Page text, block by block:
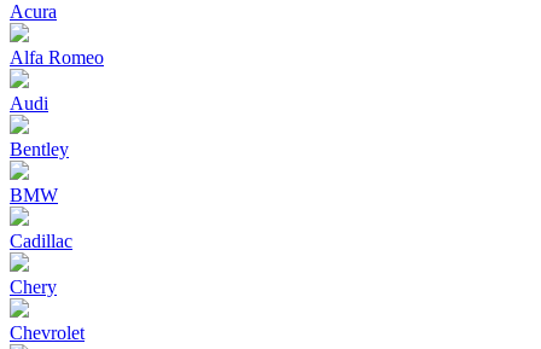
Acura
Alfa Romeo
Audi
Bentley
BMW
Cadillac
Chery
Chevrolet